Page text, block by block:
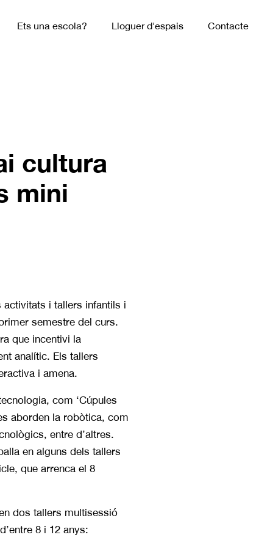
Ets una escola? Lloguer d'espais Contacte
cultura
mini
activitats i tallers infantils i
semestre del curs.
que incentivi la
analític. Els tallers
i amena.
com ‘Cúpules
aborden la robòtica, com
entre d’altres.
en alguns dels tallers
que arrenca el 8
dos tallers multisessió
8 i 12 anys: